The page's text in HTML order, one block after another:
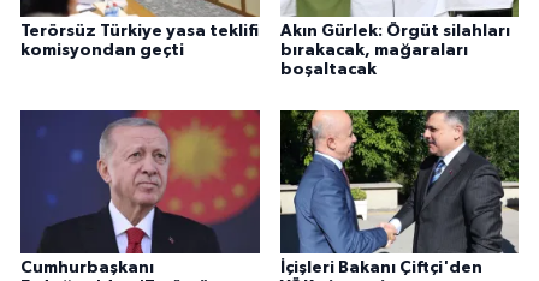
Terörsüz Türkiye yasa teklifi
komisyondan geçti
Akın Gürlek: Örgüt silahları
bırakacak, mağaraları
boşaltacak
Cumhurbaşkanı
İçişleri Bakanı Çiftçi'den